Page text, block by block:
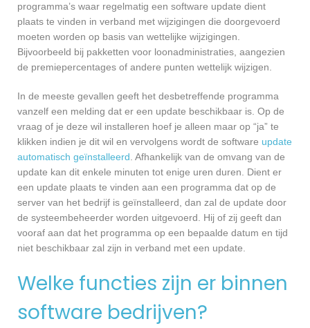
programma’s waar regelmatig een software update dient
plaats te vinden in verband met wijzigingen die doorgevoerd
moeten worden op basis van wettelijke wijzigingen.
Bijvoorbeeld bij pakketten voor loonadministraties, aangezien
de premiepercentages of andere punten wettelijk wijzigen.
In de meeste gevallen geeft het desbetreffende programma
vanzelf een melding dat er een update beschikbaar is. Op de
vraag of je deze wil installeren hoef je alleen maar op “ja” te
klikken indien je dit wil en vervolgens wordt de software update
automatisch geïnstalleerd. Afhankelijk van de omvang van de
update kan dit enkele minuten tot enige uren duren. Dient er
een update plaats te vinden aan een programma dat op de
server van het bedrijf is geïnstalleerd, dan zal de update door
de systeembeheerder worden uitgevoerd. Hij of zij geeft dan
vooraf aan dat het programma op een bepaalde datum en tijd
niet beschikbaar zal zijn in verband met een update.
Welke functies zijn er binnen
software bedrijven?